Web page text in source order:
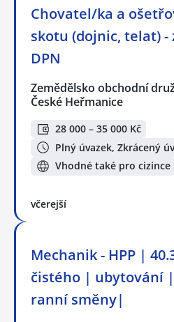
Chovatel/ka a
skotu (dojnic, telat) -
DPN
Zemědělsko obchodní
České Heřmanice
28 000 – 35 000 Kč
Plný úvazek, Zkrácený
Vhodné také pro cizince
včerejší
Mechanik - HPP |
čistého | ubytování
ranní směny|